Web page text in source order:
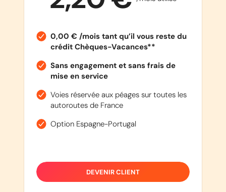
0,00 € /mois tant qu’il vous reste du
crédit Chèques-Vacances**
Sans engagement et sans frais de
mise en service
Voies réservée aux péages sur toutes les
autoroutes de France
Option Espagne-Portugal
DEVENIR CLIENT